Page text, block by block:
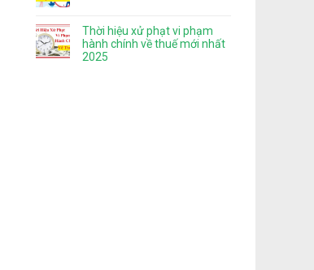
Thời hiệu xử phạt vi phạm
hành chính về thuế mới nhất
2025